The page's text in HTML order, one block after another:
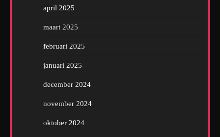
april 2025
maart 2025
februari 2025
januari 2025
december 2024
november 2024
oktober 2024